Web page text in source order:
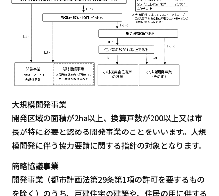
大規模開発事業
開発区域の面積が2ha以上、換算戸数が200以上又は市
長が特に必要と認める開発事業のことをいいます。大規
模開発に伴う協力要請に関する指針の対象となります。
簡略協議事業
開発事業（都市計画法第29条第1項の許可を要するもの
を除く）のうち、戸建住宅の建築や、住居の用に供する